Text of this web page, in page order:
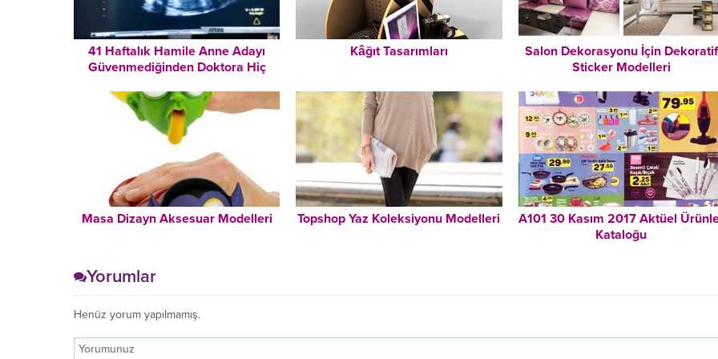
41 Haftalık Hamile Anne Adayı
Güvenmediğinden Doktora Hiç
Muayene Edince Şok Oldular
Kâğıt Tasarımları
Salon Dekorasyonu İçin Dekoratif
Sticker Modelleri
Masa Dizayn Aksesuar Modelleri Topshop Yaz Koleksiyonu Modelleri
A101 30 Kasım 2017 Aktüel
Kataloğu
Yorumlar
Henüz yorum yapılmamış.